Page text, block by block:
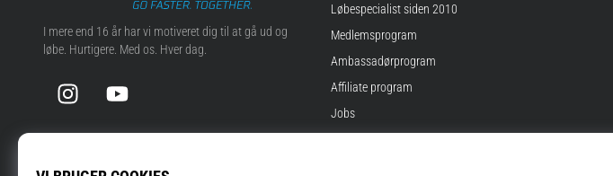
Top4Running.dk
I mere end 16 år har vi motiveret dig til at gå ud og
løbe. Hurtigere. Med os. Hver dag.
InstagramYouTube
Løbespecialist siden 2010
Medlemsprogram
Ambassadørprogram
Affiliate program
Jobs